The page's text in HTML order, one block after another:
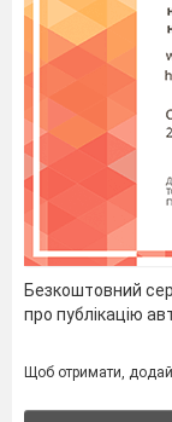
(
Безкоштовний
про публікацію
Щоб отримати,